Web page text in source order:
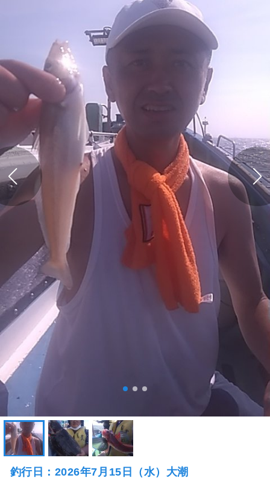
釣行日：2026年7月15日（水）大潮